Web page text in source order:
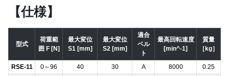
【仕様】
型式
荷重範
囲 F [N]
最大変位
S1 [mm]
最大変位
S2 [mm]
適合
ベル
ト
最高回転速度
[min^-1]
質量
［kg］
RSE-11 0～96 40 30 A 8000
0.25